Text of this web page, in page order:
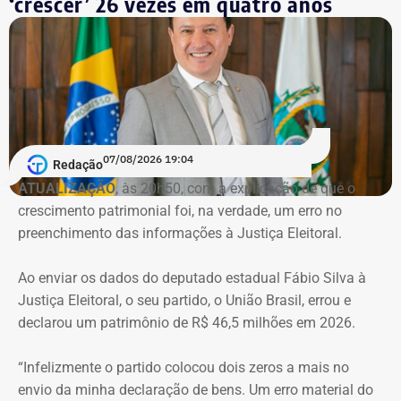
nas investigações da Operação Favorito, que apurou um
esquema de desvios de recursos públicos durante a
pandemia de Covid-19. Conforme a denúncia do MP, uma
empresa ligada ao empresário teria sido utilizada em
movimentações financeiras investigadas no caso.
Declaração de bens do deputado Rafael Nobre em 2022 — Foto:
Reprodução/Divulgacand
Imóvel de Eduardo Bolsonaro será leiloado por um valor 36% menor ao que
O apartamento que vai à leilão fica na Avenida Pasteu e
tem cerca de 101 metros quadrados. O imóvel se
Baía de Guanabara.
Redação07/08/2026 19:04
ATUALIZAÇÃO, às 20h50, com a explicação de que o
crescimento patrimonial foi, na verdade, um erro no
preenchimento das informações à Justiça Eleitoral.
Ao enviar os dados do deputado estadual Fábio Silva à
Justiça Eleitoral, o seu partido, o União Brasil, errou e
declarou um patrimônio de R$ 46,5 milhões em 2026.
“Infelizmente o partido colocou dois zeros a mais no
envio da minha declaração de bens. Um erro material do